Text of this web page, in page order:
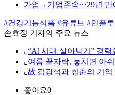
가업→기업존속⋯29년 만
#건강기능식품 #유튜브 #인플
손효정 기자의 주요 뉴스
⌞ “AI 시대 살아남기” 경
⌞ 여름 끝자락, 놓치면 아
⌞ 故 김광석과 청춘의 기억
좋아요0